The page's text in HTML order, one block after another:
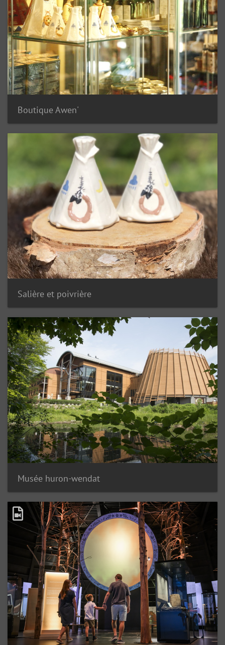
Boutique Awen'
Salière et poivrière
Musée huron-wendat